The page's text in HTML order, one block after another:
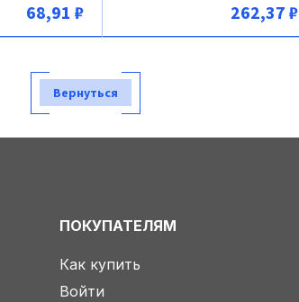
68,91 ₽ 262,37 ₽
Вернуться
ПОКУПАТЕЛЯМ
Как купить
Войти